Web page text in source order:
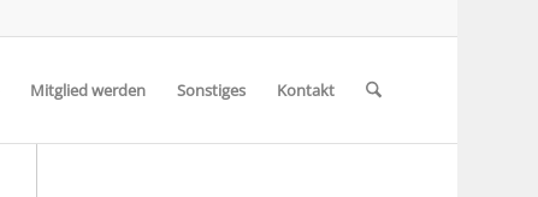
Mitglied werden Sonstiges Kontakt